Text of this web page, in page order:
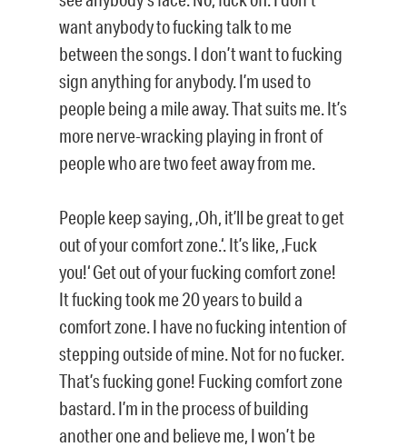
want anybody to fucking talk to me
between the songs. I don’t want to fucking
sign anything for anybody. I’m used to
people being a mile away. That suits me. It’s
more nerve-wracking playing in front of
people who are two feet away from me.
People keep saying, ‚Oh, it’ll be great to get
out of your comfort zone.‘. It’s like, ‚Fuck
you!‘ Get out of your fucking comfort zone!
It fucking took me 20 years to build a
comfort zone. I have no fucking intention of
stepping outside of mine. Not for no fucker.
That’s fucking gone! Fucking comfort zone
bastard. I’m in the process of building
another one and believe me, I won’t be